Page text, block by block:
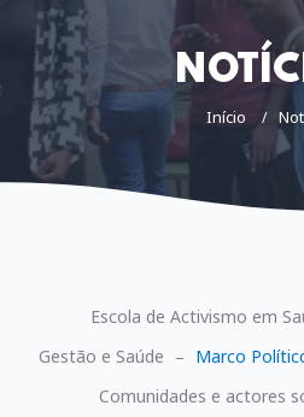
Início
Escola de Activismo em
Gestão e Saúde
Marco
Comunidades e actores